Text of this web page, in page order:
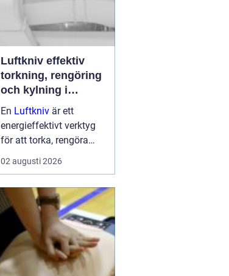
Luftkniv effektiv
torkning, rengöring
och kylning i
modern industri
En Luftkniv är ett
energieffektivt verktyg
för att torka, rengöra
eller kyla produkter i
rörelse. Tekniken bygger
koncentrerad luftström
som blåser bort vatten,
damm, smuts eller
överskottsvätska ...
02 augusti 2026